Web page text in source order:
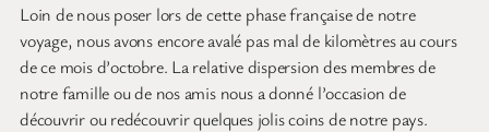
Loin de nous poser lors de cette phase française de notre
voyage, nous avons encore avalé pas mal de kilomètres au cours
de ce mois d’octobre. La relative dispersion des membres de
notre famille ou de nos amis nous a donné l’occasion de
découvrir ou redécouvrir quelques jolis coins de notre pays.